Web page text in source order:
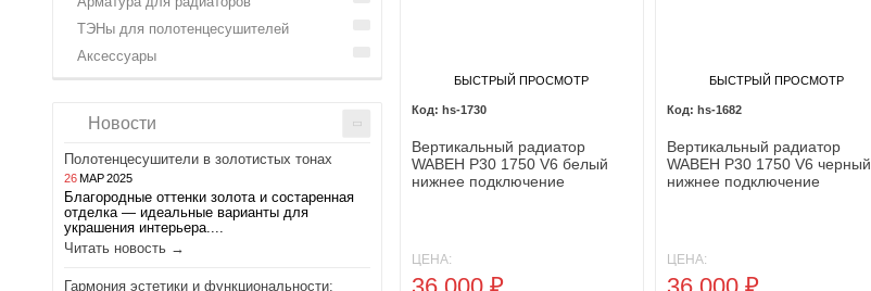
ТЭНы для полотенцесушителей
Аксессуары
Новости
Полотенцесушители в золотистых тонах
26 МАР2025
Благородные оттенки золота и состаренная
отделка — идеальные варианты для
украшения интерьера....
Читать новость →
Гармония эстетики и функциональности:
БЫСТРЫЙ ПРОСМОТР
hs-1730
Вертикальный радиатор
WABEH P30 1750 V6 белый
нижнее подключение
ЦЕНА:
БЫСТРЫЙ ПРОСМОТР
hs-1682
Вертикальный радиатор
WABEH P30 1750 V6 черный
нижнее подключение
ЦЕНА: